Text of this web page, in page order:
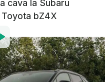
cava la Subaru
Toyota bZ4X